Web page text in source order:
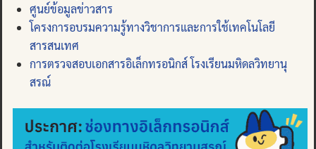
ศูนย์ข้อมูลข่าวสาร
โครงการอบรมความรู้ทางวิชาการและการใช้เทคโนโลยี
สารสนเทศ
การตรวจสอบเอกสารอิเล็กทรอนิกส์ โรงเรียนมหิดลวิทยานุ
สรณ์